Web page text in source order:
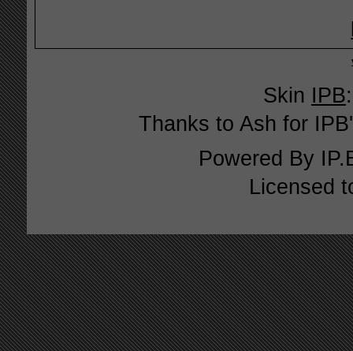
Skin IPB
Thanks to Ash for
Powered By
Licensed